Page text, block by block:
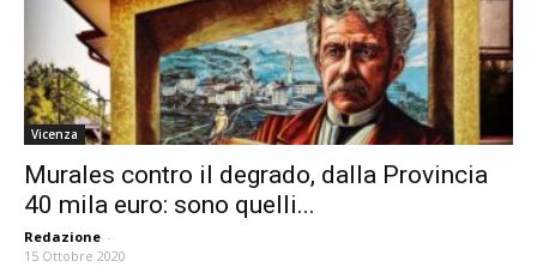
Vicenza
Murales contro il degrado, dalla Provincia
40 mila euro: sono quelli...
Redazione -
15 Ottobre 2020